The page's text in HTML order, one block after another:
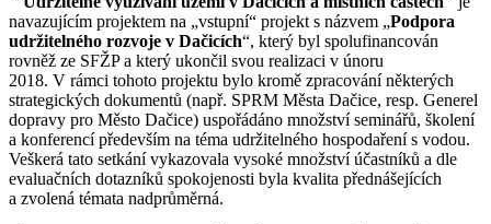
navazujícím projektem na „vstupní“ projekt s názvem „Podpora
udržitelného rozvoje v Dačicích“, který byl spolufinancován
rovněž ze SFŽP a který ukončil svou realizaci v únoru
2018. V rámci tohoto projektu bylo kromě zpracování některých
strategických dokumentů (např. SPRM Města Dačice, resp. Generel
dopravy pro Město Dačice) uspořádáno množství seminářů, školení
a konferencí především na téma udržitelného hospodaření s vodou.
Veškerá tato setkání vykazovala vysoké množství účastníků a dle
evaluačních dotazníků spokojenosti byla kvalita přednášejících
a zvolená témata nadprůměrná.